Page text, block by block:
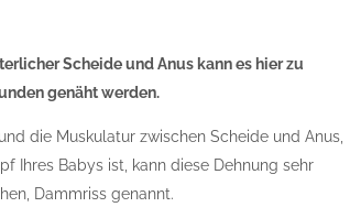
Scheide und Anus kann es hier zu
genäht werden.
die Muskulatur zwischen Scheide und Anus,
Ihres Babys ist, kann diese Dehnung sehr
Dammriss genannt.